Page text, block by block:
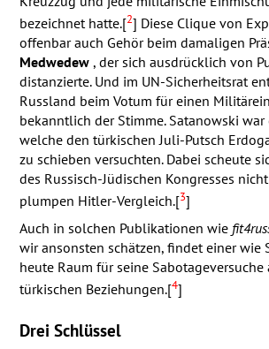
bezeichnet hatte.[2] Diese Clique von
offenbar auch Gehör beim damaligen
Medwedew, der sich ausdrücklich von
distanzierte. Und im UN-Sicherheitsrat
Russland beim Votum für einen
bekanntlich der Stimme. Satanowski war
welche den türkischen Juli-Putsch
zu schieben versuchten. Dabei scheute
des Russisch-Jüdischen Kongresses
plumpen Hitler-Vergleich.[3]
Auch in solchen Publikationen wie
wir ansonsten schätzen, findet einer wie
heute Raum für seine Sabotageversuche
türkischen Beziehungen.[4]
Drei Schlüssel